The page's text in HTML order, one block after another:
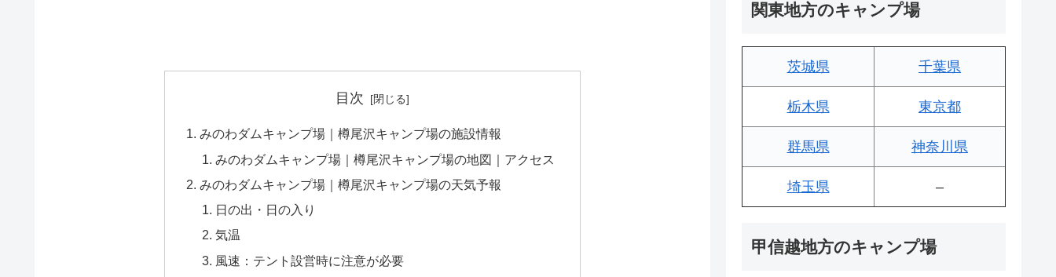
目次
みのわダムキャンプ場｜樽尾沢キャンプ場の施設情報
みのわダムキャンプ場｜樽尾沢キャンプ場の地図｜アクセス
みのわダムキャンプ場｜樽尾沢キャンプ場の天気予報
日の出・日の入り
気温
風速：テント設営時に注意が必要
関東地方のキャンプ場
茨城県 千葉県
栃木県 東京都
群馬県 神奈川県
埼玉県 –
甲信越地方のキャンプ場